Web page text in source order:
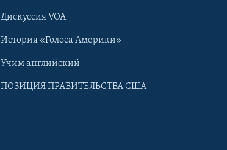
Дискуссия VOA
История «Голоса Америки»
Учим английский
ПОЗИЦИЯ ПРАВИТЕЛЬСТВА США